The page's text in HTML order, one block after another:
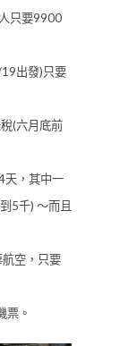
只要9900
出發)只要
(六月底前
天，其中一
5千) ～而且
空，只要
票。